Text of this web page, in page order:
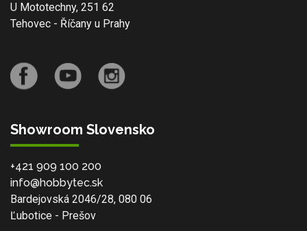
U Mototechny, 251 62
Tehovec - Říčany u Prahy
Showroom Slovensko
+421 909 100 200
info@hobbytec.sk
Bardejovská 2046/28, 080 06
Ľubotice - Prešov